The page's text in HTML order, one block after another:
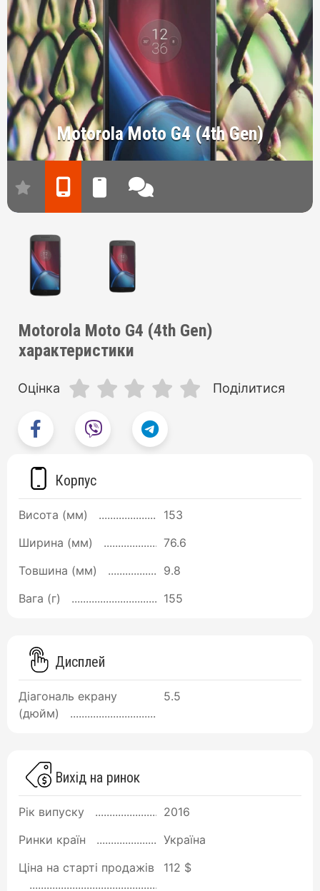
Motorola Moto G4 (4th Gen)
Motorola Moto G4 (4th Gen)
характеристики
Оцінка Поділитися
Корпус
Висота (мм)
153
Ширина (мм)
76.6
Товшина (мм)
9.8
Вага (г)
155
Дисплей
Діагональ екрану
(дюйм)
5.5
Вихід на ринок
Рік випуску
2016
Ринки країн
Україна
Ціна на старті продажів
112 $